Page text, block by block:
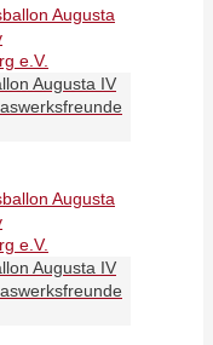
Augusta IV
Augusta IV